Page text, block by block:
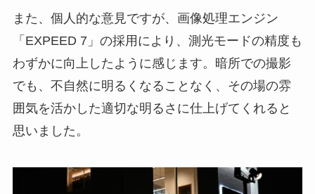
また、個人的な意見ですが、画像処理エンジン
「EXPEED 7」の採用により、測光モードの精度も
わずかに向上したように感じます。暗所での撮影
でも、不自然に明るくなることなく、その場の雰
囲気を活かした適切な明るさに仕上げてくれると
思いました。